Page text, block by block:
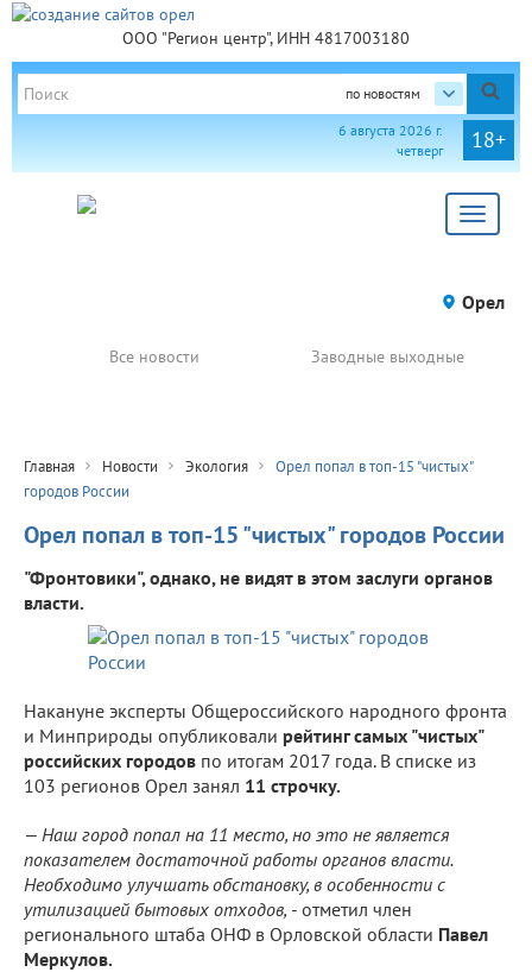
ООО "Регион центр", ИНН 4817003180
по новостям
18+
6 августа 2026 г.
четверг
Toggle
Орел
Все новости Заводные выходные
Главная Новости Экология
Орел попал в топ-15 "чистых"
городов России
Орел попал в топ-15 "чистых" городов России
"Фронтовики", однако, не видят в этом заслуги органов
власти.
Накануне эксперты Общероссийского народного фронта
и Минприроды опубликовали рейтинг самых "чистых"
российских городов по итогам 2017 года. В списке из
103 регионов Орел занял 11 строчку.
— Наш город попал на 11 место, но это не является
показателем достаточной работы органов власти.
Необходимо улучшать обстановку, в особенности с
утилизацией бытовых отходов, - отметил член
регионального штаба ОНФ в Орловской области Павел
Меркулов.